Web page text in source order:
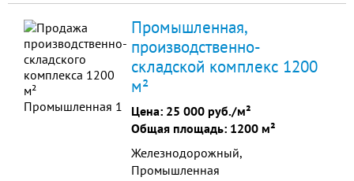
помещений + 3 антресольных
этажа - офисы +те
Промышленная,
производственно-
складской комплекс 1200
м²
Цена: 25 000 руб./м²
Общая площадь: 1200 м²
Железнодорожный,
Промышленная